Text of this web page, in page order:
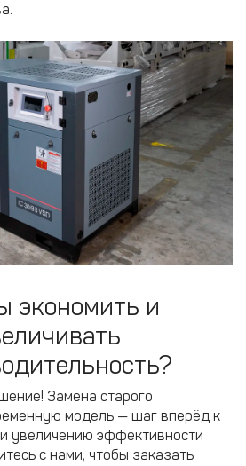
экономить и
Замена старого
модель — шаг вперёд к
увеличению эффективности
с нами, чтобы заказать